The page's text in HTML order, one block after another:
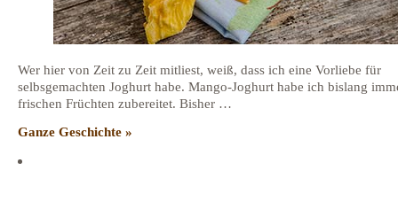
Wer hier von Zeit zu Zeit mitliest, weiß, dass ich eine Vorliebe für
selbsgemachten Joghurt habe. Mango-Joghurt habe ich bislang
frischen Früchten zubereitet. Bisher …
Ganze Geschichte »